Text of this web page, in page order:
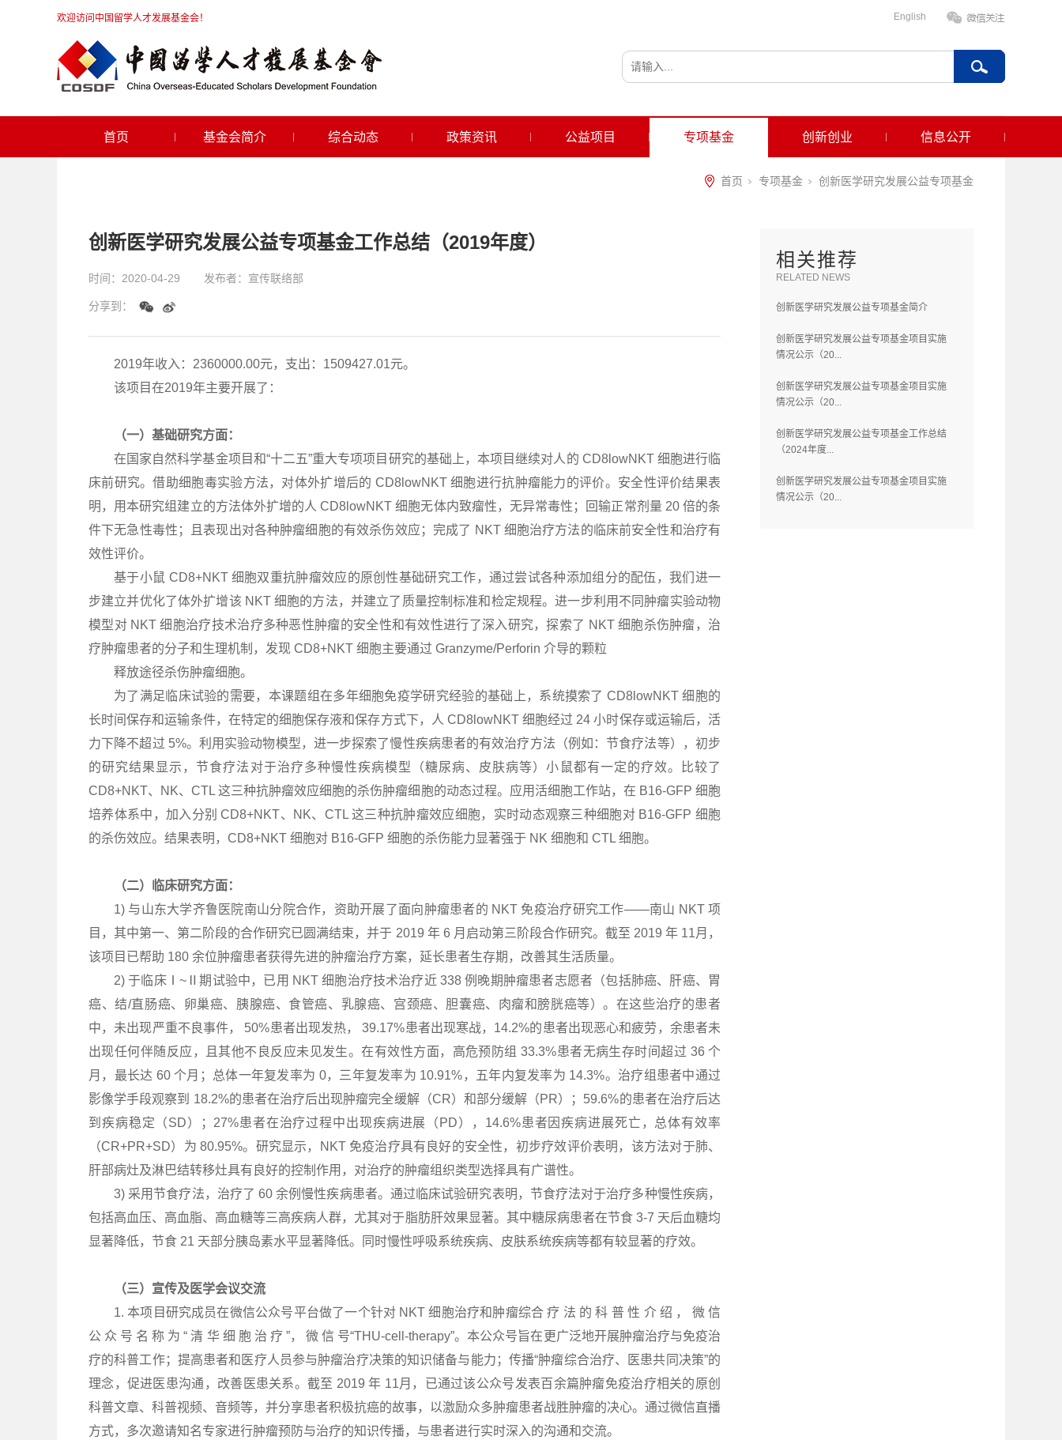
欢迎访问中国留学人才发展基金会！ English
首页 基金会简介 综合动态 政策资讯 公益项目 专项基金 创新创业 信息公开
首页 专项基金 创新医学研究发展公益专项基金
创新医学研究发展公益专项基金工作总结（2019年度）
时间： 2020-04-29 发布者： 宣传联络部
分享到：
2019年收入：2360000.00元，支出：1509427.01元。
该项目在2019年主要开展了：
（一）基础研究方面：
在国家自然科学基金项目和“十二五”重大专项项目研究的基础上，本项目继续对人的 CD8lowNKT 细胞进行临
床前研究。借助细胞毒实验方法，对体外扩增后的 CD8lowNKT 细胞进行抗肿瘤能力的评价。安全性评价结果表
明，用本研究组建立的方法体外扩增的人 CD8lowNKT 细胞无体内致瘤性，无异常毒性；回输正常剂量 20 倍的条
件下无急性毒性；且表现出对各种肿瘤细胞的有效杀伤效应；完成了 NKT 细胞治疗方法的临床前安全性和治疗有
效性评价。
基于小鼠 CD8+NKT 细胞双重抗肿瘤效应的原创性基础研究工作，通过尝试各种添加组分的配伍，我们进一
步建立并优化了体外扩增该 NKT 细胞的方法，并建立了质量控制标准和检定规程。进一步利用不同肿瘤实验动物
模型对 NKT 细胞治疗技术治疗多种恶性肿瘤的安全性和有效性进行了深入研究，探索了 NKT 细胞杀伤肿瘤，治
疗肿瘤患者的分子和生理机制，发现 CD8+NKT 细胞主要通过 Granzyme/Perforin 介导的颗粒
释放途径杀伤肿瘤细胞。
为了满足临床试验的需要，本课题组在多年细胞免疫学研究经验的基础上，系统摸索了 CD8lowNKT 细胞的
长时间保存和运输条件，在特定的细胞保存液和保存方式下，人 CD8lowNKT 细胞经过 24 小时保存或运输后，活
力下降不超过 5%。利用实验动物模型，进一步探索了慢性疾病患者的有效治疗方法（例如：节食疗法等），初步
的研究结果显示，节食疗法对于治疗多种慢性疾病模型（糖尿病、皮肤病等）小鼠都有一定的疗效。比较了
CD8+NKT、NK、CTL 这三种抗肿瘤效应细胞的杀伤肿瘤细胞的动态过程。应用活细胞工作站，在 B16-GFP 细胞
培养体系中，加入分别 CD8+NKT、NK、CTL 这三种抗肿瘤效应细胞，实时动态观察三种细胞对 B16-GFP 细胞
的杀伤效应。结果表明，CD8+NKT 细胞对 B16-GFP 细胞的杀伤能力显著强于 NK 细胞和 CTL 细胞。
（二）临床研究方面：
1) 与山东大学齐鲁医院南山分院合作，资助开展了面向肿瘤患者的 NKT 免疫治疗研究工作——南山 NKT 项
目，其中第一、第二阶段的合作研究已圆满结束，并于 2019 年 6 月启动第三阶段合作研究。截至 2019 年 11月，
该项目已帮助 180 余位肿瘤患者获得先进的肿瘤治疗方案，延长患者生存期，改善其生活质量。
2) 于临床Ⅰ~Ⅱ期试验中，已用 NKT 细胞治疗技术治疗近 338 例晚期肿瘤患者志愿者（包括肺癌、肝癌、胃
癌、结/直肠癌、卵巢癌、胰腺癌、食管癌、乳腺癌、宫颈癌、胆囊癌、肉瘤和膀胱癌等）。在这些治疗的患者
中，未出现严重不良事件， 50%患者出现发热， 39.17%患者出现寒战，14.2%的患者出现恶心和疲劳，余患者未
出现任何伴随反应，且其他不良反应未见发生。在有效性方面，高危预防组 33.3%患者无病生存时间超过 36 个
月，最长达 60 个月；总体一年复发率为 0，三年复发率为 10.91%，五年内复发率为 14.3%。治疗组患者中通过
影像学手段观察到 18.2%的患者在治疗后出现肿瘤完全缓解（CR）和部分缓解（PR）；59.6%的患者在治疗后达
到疾病稳定（SD）；27%患者在治疗过程中出现疾病进展（PD），14.6%患者因疾病进展死亡，总体有效率
（CR+PR+SD）为 80.95%。研究显示，NKT 免疫治疗具有良好的安全性，初步疗效评价表明，该方法对于肺、
肝部病灶及淋巴结转移灶具有良好的控制作用，对治疗的肿瘤组织类型选择具有广谱性。
3) 采用节食疗法，治疗了 60 余例慢性疾病患者。通过临床试验研究表明，节食疗法对于治疗多种慢性疾病，
包括高血压、高血脂、高血糖等三高疾病人群，尤其对于脂肪肝效果显著。其中糖尿病患者在节食 3-7 天后血糖均
显著降低，节食 21 天部分胰岛素水平显著降低。同时慢性呼吸系统疾病、皮肤系统疾病等都有较显著的疗效。
（三）宣传及医学会议交流
1. 本项目研究成员在微信公众号平台做了一个针对 NKT 细胞治疗和肿瘤综合 疗 法 的 科 普 性 介 绍 ， 微 信
公 众 号 名 称 为 “ 清 华 细 胞 治 疗 ”， 微 信 号“THU-cell-therapy”。本公众号旨在更广泛地开展肿瘤治疗与免疫治
疗的科普工作；提高患者和医疗人员参与肿瘤治疗决策的知识储备与能力；传播“肿瘤综合治疗、医患共同决策”的
理念，促进医患沟通，改善医患关系。截至 2019 年 11月，已通过该公众号发表百余篇肿瘤免疫治疗相关的原创
科普文章、科普视频、音频等，并分享患者积极抗癌的故事，以激励众多肿瘤患者战胜肿瘤的决心。通过微信直播
方式，多次邀请知名专家进行肿瘤预防与治疗的知识传播，与患者进行实时深入的沟通和交流。
相关推荐
RELATED NEWS
创新医学研究发展公益专项基金简介
创新医学研究发展公益专项基金项目实施
情况公示（20...
创新医学研究发展公益专项基金项目实施
情况公示（20...
创新医学研究发展公益专项基金工作总结
（2024年度...
创新医学研究发展公益专项基金项目实施
情况公示（20...